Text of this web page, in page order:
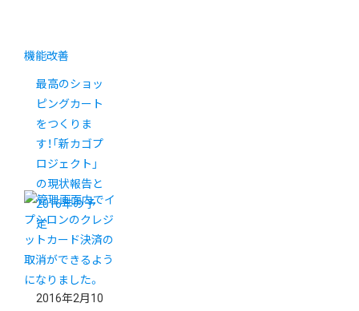
機能改善
最高のショッ
ピングカート
をつくりま
す！「新カゴプ
ロジェクト」
の現状報告と
2016年の予
定
2016年2月10